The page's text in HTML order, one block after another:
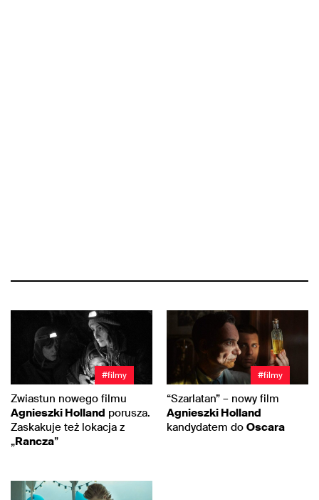
#filmy
Zwiastun nowego filmu
Agnieszki Holland porusza.
Zaskakuje też lokacja z
„Rancza”
#filmy
“Szarlatan” – nowy film
Agnieszki Holland
kandydatem do Oscara